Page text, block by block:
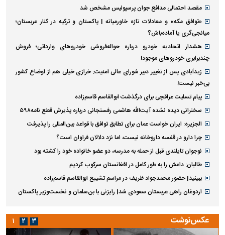
مقصد احتمالی مدافع جوان پرسپولیس مشخص شد
«توافق مکه» و معادلات تازه خاورمیانه | پاکستان و ترکیه در کنار عربستان؛
میانجی‌گری یا آماده‌باش؟
هشدار اتحادیه خودرو درباره حواله‌فروشی خودروهای وارداتی‌؛ فروش
چندبرابری خودروهای موجود!
زیدآبادی پس از تغییر دبیر شورای عالی امنیت: خرازی خیلی هم از اوضاع کشور
بی‌خبر نیست!
پیام تسلیت عراقچی برای درگذشت ابوالقاسم قاسم‌زاده
سخنرانی دیده نشده آیت‌الله هاشمی رفسنجانی درباره پذیرش قطع نامه۵۹۸
الجزیره: ایران خواست عمان برای تطابق توافق با قواعد بین‌المللی را پذیرفت
چرا دارو در قفسه داروخانه نیست، اما نزد دلالان فراوان است؟
نوجوان تایلندی قبل از حمله به مدرسه، دو عضو خانواده خود را کشته بود
طالبان: داعش را به طور کامل در افغانستان سرکوب کردیم
ببینید| حضور محمدجواد ظریف در مراسم تشییع ابوالقاسم قاسم‌زاده
اردوغان راهی عربستان سعودی شد| رایزنی با بن‌سلمان و نخست‌وزیر پاکستان
عکس‌نوشت ۱ ۲ ۳